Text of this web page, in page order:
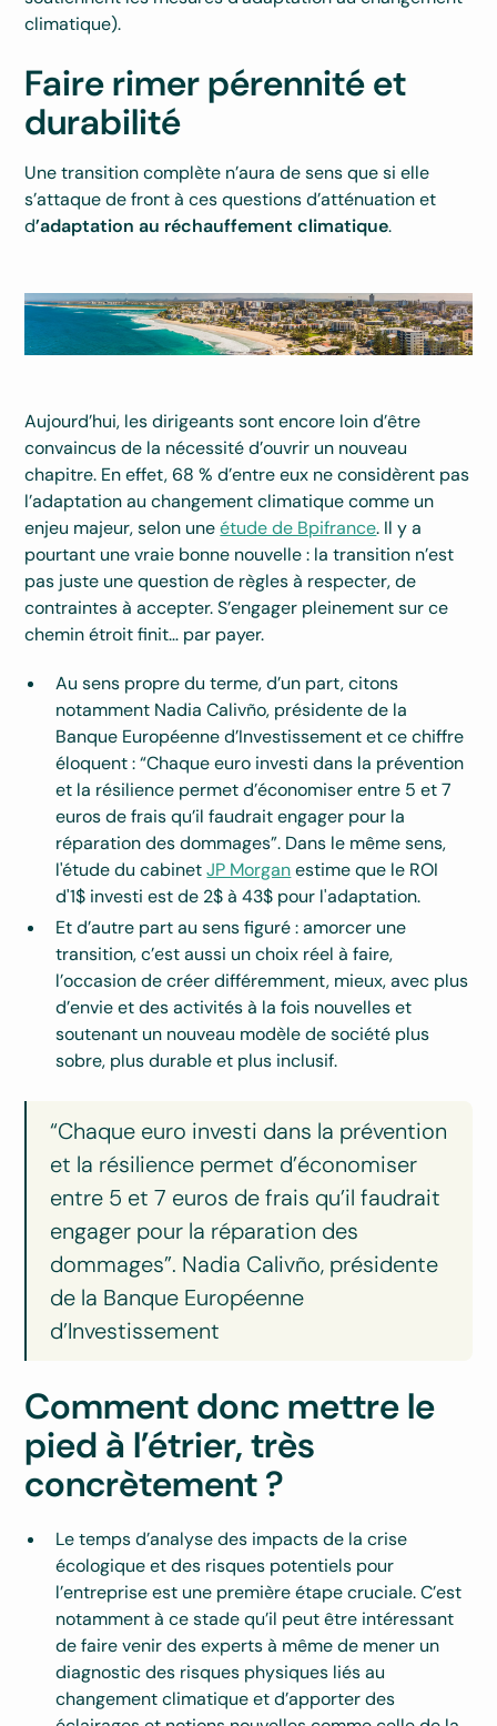
climatique).
Faire rimer pérennité et
durabilité
Une transition complète n’aura de sens que si elle
s’attaque de front à ces questions d’atténuation et
d’adaptation au réchauffement climatique.
Aujourd’hui, les dirigeants sont encore loin d’être
convaincus de la nécessité d’ouvrir un nouveau
chapitre. En effet, 68 % d’entre eux ne considèrent pas
l’adaptation au changement climatique comme un
enjeu majeur, selon uneétude de Bpifrance. Il y a
pourtant une vraie bonne nouvelle : la transition n’est
pas juste une question de règles à respecter, de
contraintes à accepter. S’engager pleinement sur ce
chemin étroit finit… par payer.
Au sens propre du terme, d’un part, citons
notamment Nadia Calivño, présidente de la
Banque Européenne d’Investissement et ce chiffre
éloquent : “Chaque euro investi dans la prévention
et la résilience permet d’économiser entre 5 et 7
euros de frais qu’il faudrait engager pour la
réparation des dommages”. Dans le même sens,
l'étude du cabinetJP Morganestime que le ROI
d'1$ investi est de 2$ à 43$ pour l'adaptation.
Et d’autre part au sens figuré : amorcer une
transition, c’est aussi un choix réel à faire,
l’occasion de créer différemment, mieux, avec plus
d’envie et des activités à la fois nouvelles et
soutenant un nouveau modèle de société plus
sobre, plus durable et plus inclusif.
“Chaque euro investi dans la prévention
et la résilience permet d’économiser
entre 5 et 7 euros de frais qu’il faudrait
engager pour la réparation des
dommages”. Nadia Calivño, présidente
de la Banque Européenne
d’Investissement
Comment donc mettre le
pied à l’étrier, très
concrètement ?
Le temps d’analyse des impacts de la crise
écologique et des risques potentiels pour
l’entreprise est une première étape cruciale. C’est
notamment à ce stade qu’il peut être intéressant
de faire venir des experts à même de mener un
diagnostic des risques physiques liés au
changement climatique et d’apporter des